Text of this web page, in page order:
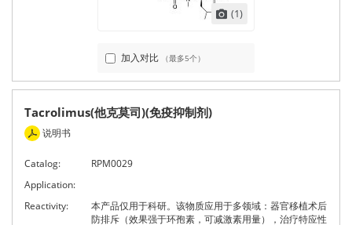
(1)
加入对比 （最多5个）
Tacrolimus(他克莫司)(免疫抑制剂)
说明书
Catalog:
RPM0029
Application:
Reactivity:
本产品仅用于科研。该物质应用于多领域：器官移植术后
防排斥（效果强于环孢素，可减激素用量），治疗特应性